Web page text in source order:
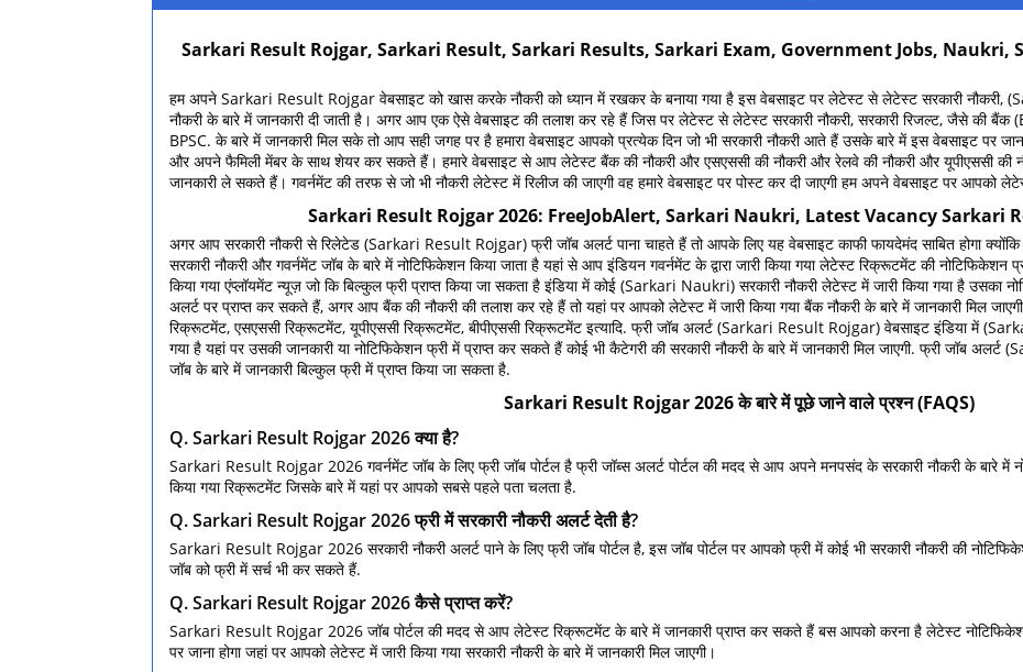
Sarkari Result Rojgar, Sarkari Result, Sarkari Results, Sarkari Exam, Government Jobs, Naukri,
हम अपने Sarkari Result Rojgar वेबसाइट को खास करके नौकरी को ध्यान में रखकर के बनाया गया है इस वेबसाइट पर लेटेस्ट से लेटेस्ट सरकारी
नौकरी के बारे में जानकारी दी जाती है। अगर आप एक ऐसे वेबसाइट की तलाश कर रहे हैं जिस पर लेटेस्ट से लेटेस्ट सरकारी नौकरी, सरकारी रिजल्ट, जैसे की
BPSC. के बारे में जानकारी मिल सके तो आप सही जगह पर है हमारा वेबसाइट आपको प्रत्येक दिन जो भी सरकारी नौकरी आते हैं उसके बारे में इस वेबसाइट पर
और अपने फैमिली मेंबर के साथ शेयर कर सकते हैं। हमारे वेबसाइट से आप लेटेस्ट बैंक की नौकरी और एसएससी की नौकरी और रेलवे की नौकरी और यूपीएससी की
जानकारी ले सकते हैं। गवर्नमेंट की तरफ से जो भी नौकरी लेटेस्ट में रिलीज की जाएगी वह हमारे वेबसाइट पर पोस्ट कर दी जाएगी हम अपने वेबसाइट पर आपको
Sarkari Result Rojgar 2026: FreeJobAlert, Sarkari Naukri, Latest Vacancy Sarkari
अगर आप सरकारी नौकरी से रिलेटेड (Sarkari Result Rojgar) फ्री जॉब अलर्ट पाना चाहते हैं तो आपके लिए यह वेबसाइट काफी फायदेमंद साबित होगा
सरकारी नौकरी और गवर्नमेंट जॉब के बारे में नोटिफिकेशन किया जाता है यहां से आप इंडियन गवर्नमेंट के द्वारा जारी किया गया लेटेस्ट रिक्रूटमेंट की
किया गया एंप्लॉयमेंट न्यूज़ जो कि बिल्कुल फ्री प्राप्त किया जा सकता है इंडिया में कोई (Sarkari Naukri) सरकारी नौकरी लेटेस्ट में जारी किया गया है
अलर्ट पर प्राप्त कर सकते हैं, अगर आप बैंक की नौकरी की तलाश कर रहे हैं तो यहां पर आपको लेटेस्ट में जारी किया गया बैंक नौकरी के बारे में जानकारी मिल
रिक्रूटमेंट, एसएससी रिक्रूटमेंट, यूपीएससी रिक्रूटमेंट, बीपीएससी रिक्रूटमेंट इत्यादि. फ्री जॉब अलर्ट (Sarkari Result Rojgar) वेबसाइट इंडिया में
गया है यहां पर उसकी जानकारी या नोटिफिकेशन फ्री में प्राप्त कर सकते हैं कोई भी कैटेगरी की सरकारी नौकरी के बारे में जानकारी मिल जाएगी. फ्री जॉब अलर्ट
जॉब के बारे में जानकारी बिल्कुल फ्री में प्राप्त किया जा सकता है.
Sarkari Result Rojgar 2026 के बारे में पूछे जाने वाले प्रश्न (FAQS)
Q. Sarkari Result Rojgar 2026 क्या है?
Sarkari Result Rojgar 2026 गवर्नमेंट जॉब के लिए फ्री जॉब पोर्टल है फ्री जॉब्स अलर्ट पोर्टल की मदद से आप अपने मनपसंद के सरकारी नौकरी के बारे में
किया गया रिक्रूटमेंट जिसके बारे में यहां पर आपको सबसे पहले पता चलता है.
Q. Sarkari Result Rojgar 2026 फ्री में सरकारी नौकरी अलर्ट देती है?
Sarkari Result Rojgar 2026 सरकारी नौकरी अलर्ट पाने के लिए फ्री जॉब पोर्टल है, इस जॉब पोर्टल पर आपको फ्री में कोई भी सरकारी नौकरी की
जॉब को फ्री में सर्च भी कर सकते हैं.
Q. Sarkari Result Rojgar 2026 कैसे प्राप्त करें?
Sarkari Result Rojgar 2026 जॉब पोर्टल की मदद से आप लेटेस्ट रिक्रूटमेंट के बारे में जानकारी प्राप्त कर सकते हैं बस आपको करना है लेटेस्ट
पर जाना होगा जहां पर आपको लेटेस्ट में जारी किया गया सरकारी नौकरी के बारे में जानकारी मिल जाएगी।